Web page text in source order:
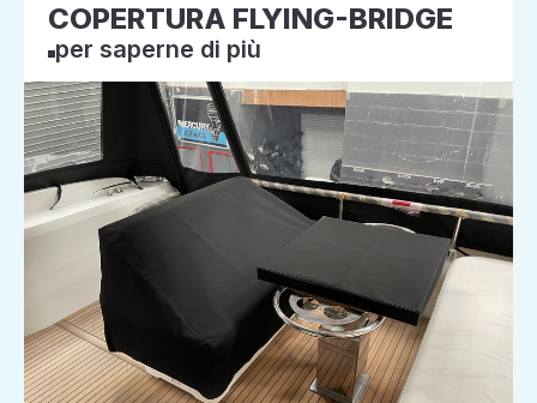
COPERTURA FLYING-BRIDGE
per saperne di più